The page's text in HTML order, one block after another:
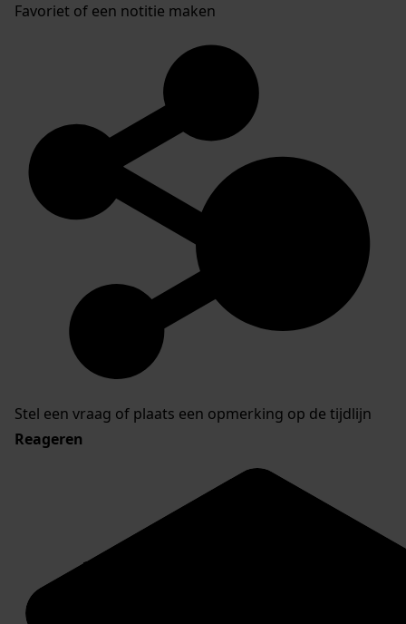
Favoriet of een notitie maken
Stel een vraag of plaats een opmerking op de tijdlijn
Reageren